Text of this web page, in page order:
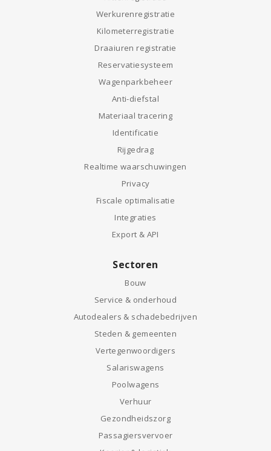
Werkurenregistratie
Kilometerregistratie
Draaiuren registratie
Reservatiesysteem
Wagenparkbeheer
Anti-diefstal
Materiaal tracering
Identificatie
Rijgedrag
Realtime waarschuwingen
Privacy
Fiscale optimalisatie
Integraties
Export & API
Sectoren
Bouw
Service & onderhoud
Autodealers & schadebedrijven
Steden & gemeenten
Vertegenwoordigers
Salariswagens
Poolwagens
Verhuur
Gezondheidszorg
Passagiersvervoer